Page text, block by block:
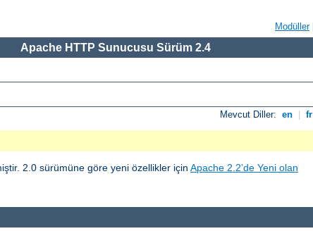
Modüller|
Apache HTTP Sunucusu Sürüm 2.4
Mevcut Diller: en fr
2.0 sürümüne göre yeni özellikler için Apache 2.2’de Yeni olan